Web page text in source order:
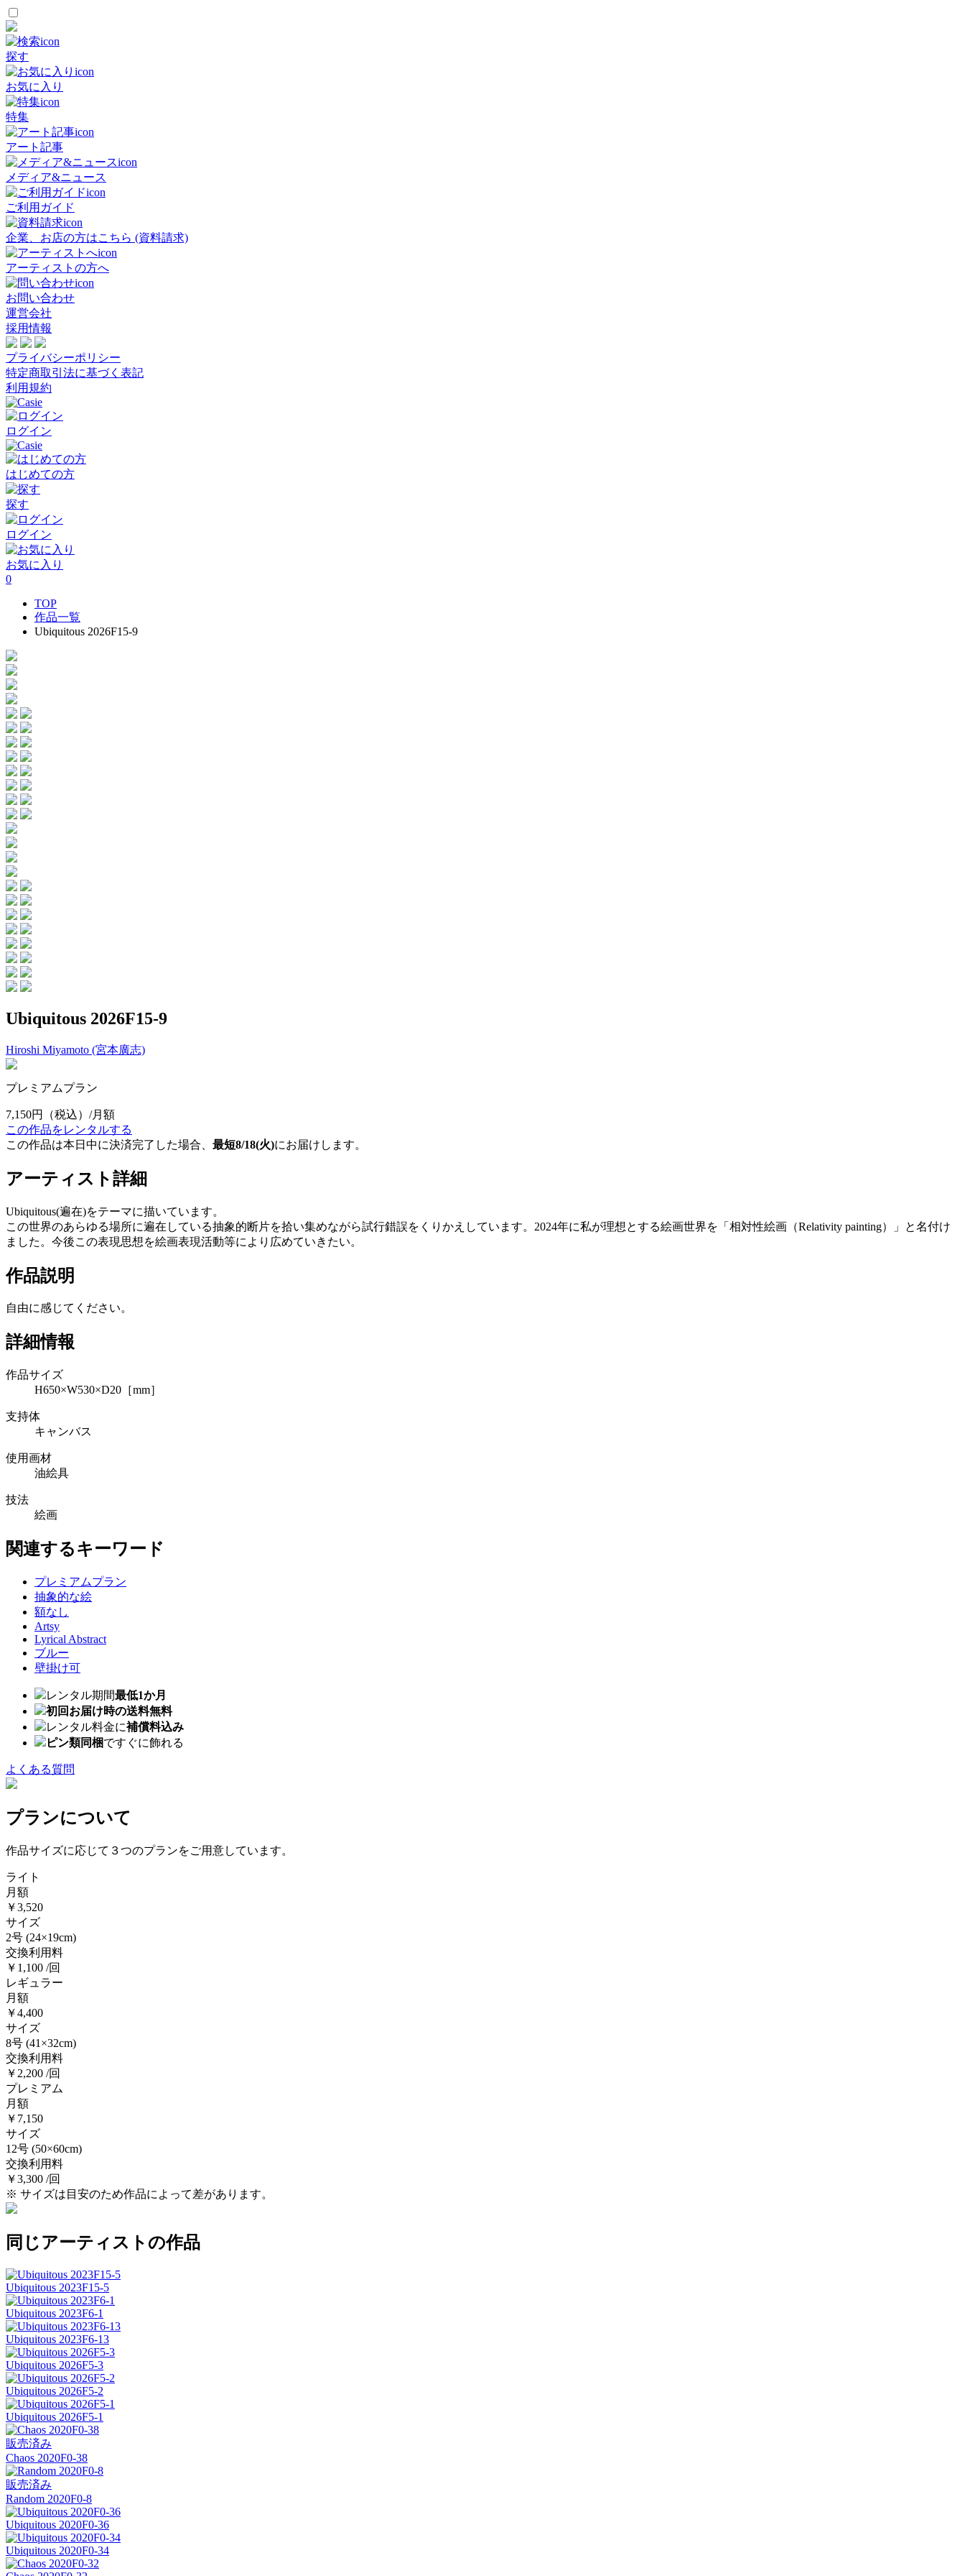
探す
お気に入り
特集
アート記事
メディア&ニュース
ご利用ガイド
企業、お店の方はこちら (資料請求)
アーティストの方へ
お問い合わせ
運営会社
採用情報
プライバシーポリシー
特定商取引法に基づく表記
利用規約
ログイン
はじめての方
探す
ログイン
お気に入り
0
TOP
作品一覧
Ubiquitous 2026F15-9
Ubiquitous 2026F15-9
Hiroshi Miyamoto (宮本廣志)
プレミアムプラン
7,150円
（税込）/月額
この作品をレンタルする
この作品は本日中に決済完了した場合、 最短8/18(火)にお届けします。
アーティスト詳細
Ubiquitous(遍在)をテーマに描いています。
この世界のあらゆる場所に遍在している抽象的断片を拾い集めながら試行錯誤をくりかえしています。2024年に私が理想とする絵画世界を「相対性絵画（Relativity painting）」と名付け
ました。今後この表現思想を絵画表現活動等により広めていきたい。
作品説明
自由に感じてください。
詳細情報
作品サイズ
H650×W530×D20［mm］
支持体
キャンバス
使用画材
油絵具
技法
絵画
関連するキーワード
プレミアムプラン
抽象的な絵
額なし
Artsy
Lyrical Abstract
ブルー
壁掛け可
レンタル期間最低1か月
初回お届け時の送料無料
レンタル料金に補償料込み
ピン類同梱ですぐに飾れる
よくある質問
プランについて
作品サイズに応じて３つのプランをご用意しています。
ライト
月額
￥3,520
サイズ
2号 (24×19cm)
交換利用料
￥1,100 /回
レギュラー
月額
￥4,400
サイズ
8号 (41×32cm)
交換利用料
￥2,200 /回
プレミアム
月額
￥7,150
サイズ
12号 (50×60cm)
交換利用料
￥3,300 /回
※ サイズは目安のため作品によって差があります。
同じアーティストの作品
Ubiquitous 2023F15-5
Ubiquitous 2023F6-1
Ubiquitous 2023F6-13
Ubiquitous 2026F5-3
Ubiquitous 2026F5-2
Ubiquitous 2026F5-1
販売済み
Chaos 2020F0-38
販売済み
Random 2020F0-8
Ubiquitous 2020F0-36
Ubiquitous 2020F0-34